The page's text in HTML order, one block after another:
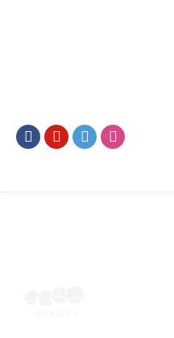
FacebookYoutubeTwitter